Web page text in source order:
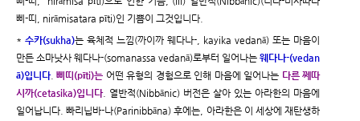
삐-띠, nirāmisatara pīti)인 기쁨이 그것입니다.
* 수카(sukha)는 육체적 느낌(까이까 웨다나-, kayika vedanā) 또는 마음이
만든 소마낫사 웨다나-(somanassa vedanā)로부터 일어나는 웨다나-(vedan
ā)입니다.삐띠(pīti)는 어떤 유형의 경험으로 인해 마음에 일어나는 다른 쩨따
시까(cetasika)입니다. 열반적(Nibbānic) 버전은 살아 있는 아라한의 마음에
일어납니다. 빠리닙바-나(Parinibbāna) 후에는, 아라한은 이 세상에 재탄생하